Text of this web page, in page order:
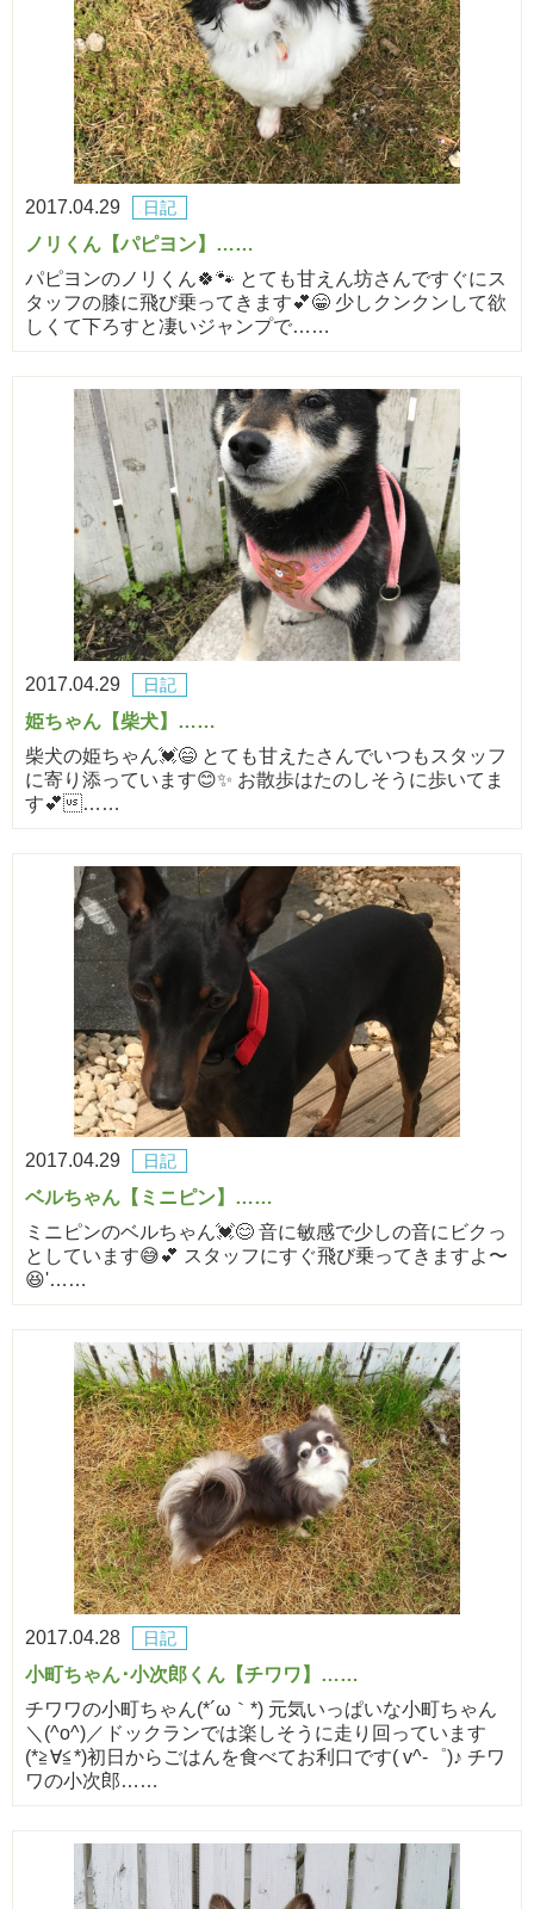
2017.04.29 日記
ノリくん【パピヨン】……
パピヨンのノリくん🍀🐾 とても甘えん坊さんですぐにス
タッフの膝に飛び乗ってきます💕😁 少しクンクンして欲
しくて下ろすと凄いジャンプで……
2017.04.29 日記
姫ちゃん【柴犬】……
柴犬の姫ちゃん💓😄 とても甘えたさんでいつもスタッフ
に寄り添っています😊✨ お散歩はたのしそうに歩いてま
す💕……
2017.04.29 日記
ベルちゃん【ミニピン】……
ミニピンのベルちゃん💓😊 音に敏感で少しの音にビクっ
としています😅💕 スタッフにすぐ飛び乗ってきますよ〜
😆'……
2017.04.28 日記
小町ちゃん･小次郎くん【チワワ】……
チワワの小町ちゃん(*´ω｀*) 元気いっぱいな小町ちゃん
＼(^o^)／ドックランでは楽しそうに走り回っています
(*≧∀≦*)初日からごはんを食べてお利口です( v^-゜)♪ チワ
ワの小次郎……